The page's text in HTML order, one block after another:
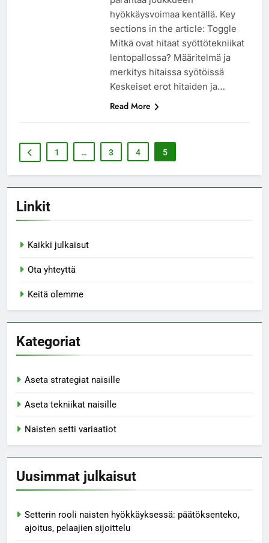
hyökkäysvoimaa kentällä. Key
sections in the article: Toggle
Mitkä ovat hitaat syöttötekniikat
lentopallossa? Määritelmä ja
merkitys hitaissa syötöissä
Keskeiset erot hitaiden ja…
Read More
1 … 3 4 5
Linkit
Kaikki julkaisut
Ota yhteyttä
Keitä olemme
Kategoriat
Aseta strategiat naisille
Aseta tekniikat naisille
Naisten setti variaatiot
Uusimmat julkaisut
Setterin rooli naisten hyökkäyksessä: päätöksenteko,
ajoitus, pelaajien sijoittelu